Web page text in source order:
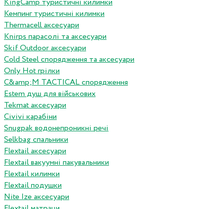
KingCamp туристичні килимки
Кемпинг туристичні килимки
Thermacell аксесуари
Knirps парасолі та аксесуари
Skif Outdoor аксесуари
Cold Steel спорядження та аксесуари
Only Hot грілки
C&amp;M TACTICAL спорядження
Estem душ для військових
Tekmat аксесуари
Сivivi карабіни
Snugpak водонепроникні речі
Selkbag спальники
Flextail аксесуари
Flextail вакуумні пакувальники
Flextail килимки
Flextail подушки
Nite Ize аксесуари